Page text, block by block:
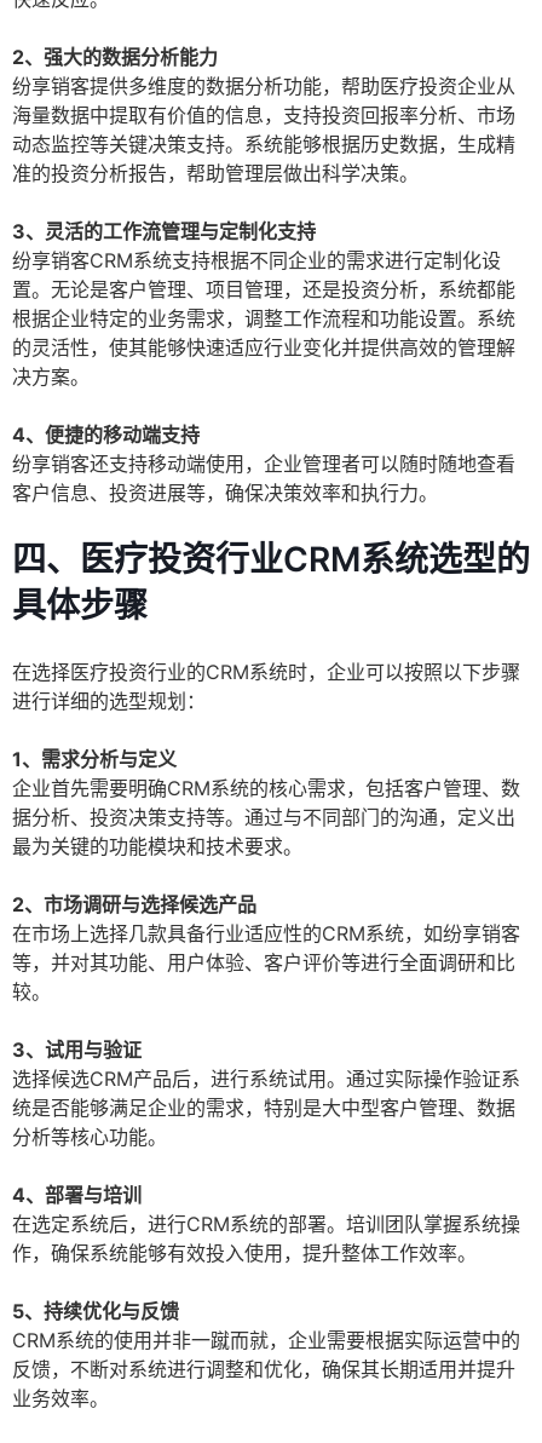
2、强大的数据分析能力
纷享销客提供多维度的数据分析功能，帮助医疗投资企业从
海量数据中提取有价值的信息，支持投资回报率分析、市场
动态监控等关键决策支持。系统能够根据历史数据，生成精
准的投资分析报告，帮助管理层做出科学决策。
3、灵活的工作流管理与定制化支持
纷享销客CRM系统支持根据不同企业的需求进行定制化设
置。无论是客户管理、项目管理，还是投资分析，系统都能
根据企业特定的业务需求，调整工作流程和功能设置。系统
的灵活性，使其能够快速适应行业变化并提供高效的管理解
决方案。
4、便捷的移动端支持
纷享销客还支持移动端使用，企业管理者可以随时随地查看
客户信息、投资进展等，确保决策效率和执行力。
四、医疗投资行业CRM系统选型的
具体步骤
在选择医疗投资行业的CRM系统时，企业可以按照以下步骤
进行详细的选型规划：
1、需求分析与定义
企业首先需要明确CRM系统的核心需求，包括客户管理、数
据分析、投资决策支持等。通过与不同部门的沟通，定义出
最为关键的功能模块和技术要求。
2、市场调研与选择候选产品
在市场上选择几款具备行业适应性的CRM系统，如纷享销客
等，并对其功能、用户体验、客户评价等进行全面调研和比
较。
3、试用与验证
选择候选CRM产品后，进行系统试用。通过实际操作验证系
统是否能够满足企业的需求，特别是大中型客户管理、数据
分析等核心功能。
4、部署与培训
在选定系统后，进行CRM系统的部署。培训团队掌握系统操
作，确保系统能够有效投入使用，提升整体工作效率。
5、持续优化与反馈
CRM系统的使用并非一蹴而就，企业需要根据实际运营中的
反馈，不断对系统进行调整和优化，确保其长期适用并提升
业务效率。